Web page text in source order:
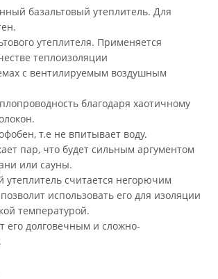
базальтовый утеплитель. Для
утеплителя. Применяется
теплоизоляции
с вентилируемым воздушным
благодаря хаотичному
т.е не впитывает воду.
пар, что будет сильным аргументом
или сауны.
утеплитель считается негорючим
использовать его для изоляции
температурой.
его долговечным и сложно-